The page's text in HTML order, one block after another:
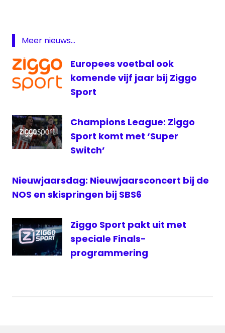
League
livestream
AZ
sbs6
Meer nieuws...
Europees voetbal ook
komende vijf jaar bij Ziggo
Sport
Champions League: Ziggo
Sport komt met ‘Super
Switch’
Nieuwjaarsdag: Nieuwjaarsconcert bij de
NOS en skispringen bij SBS6
Ziggo Sport pakt uit met
speciale Finals-
programmering